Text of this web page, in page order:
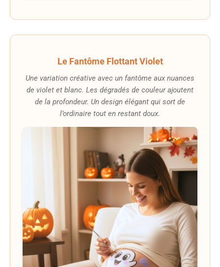
Le Fantôme Flottant Violet
Une variation créative avec un fantôme aux nuances
de violet et blanc. Les dégradés de couleur ajoutent
de la profondeur. Un design élégant qui sort de
l’ordinaire tout en restant doux.